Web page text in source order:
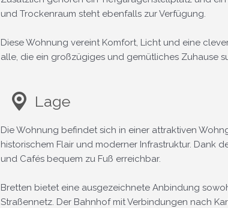
und Trockenraum steht ebenfalls zur Verfügung.
Diese Wohnung vereint Komfort, Licht und eine
alle, die ein großzügiges und gemütliches Zuhause
Lage
Die Wohnung befindet sich in einer attraktiven
historischem Flair und moderner Infrastruktur. Dank
und Cafés bequem zu Fuß erreichbar.
Bretten bietet eine ausgezeichnete Anbindung
Straßennetz. Der Bahnhof mit Verbindungen nach